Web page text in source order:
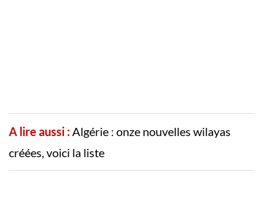
A lire aussi :Algérie : onze nouvelles wilayas
créées, voici la liste